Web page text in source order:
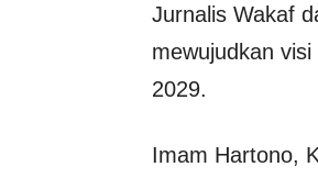
Jurnalis Wakaf
mewujudkan
2029.
Imam Hartono,